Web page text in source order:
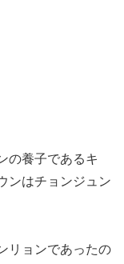
の養子であるキ
ンはチョンジュン
リョンであったの